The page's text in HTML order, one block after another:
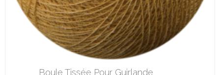
Boule Tissée Pour Guirlande